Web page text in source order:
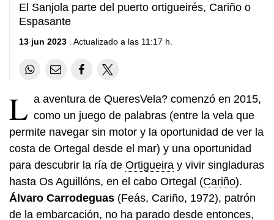
El Sanjola parte del puerto ortigueirés, Cariño o
Espasante
13 jun 2023 . Actualizado a las 11:17 h.
L a aventura de QueresVela? comenzó en 2015,
como un juego de palabras (entre la vela que
permite navegar sin motor y la oportunidad de ver la
costa de Ortegal desde el mar) y una oportunidad
para descubrir la ría de Ortigueira y vivir singladuras
hasta Os Aguillóns, en el cabo Ortegal (Cariño).
Álvaro Carrodeguas (Feás, Cariño, 1972), patrón
de la embarcación, no ha parado desde entonces,